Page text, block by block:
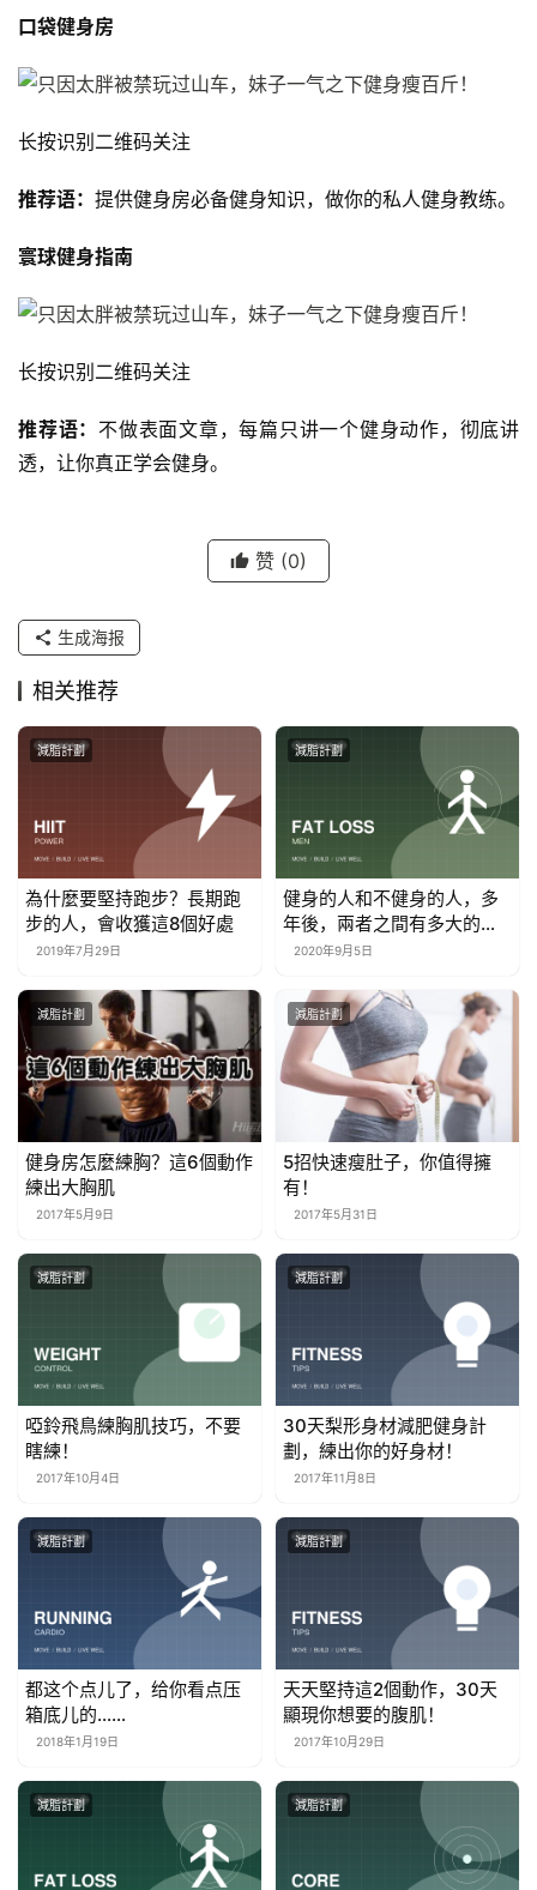
口袋健身房
长按识别二维码关注
推荐语： 提供健身房必备健身知识，做你的私人健身教练。
寰球健身指南
长按识别二维码关注
推荐语： 不做表面文章，每篇只讲一个健身动作，彻底讲
透，让你真正学会健身。
赞 (0)
生成海报
相关推荐
減脂計劃
為什麼要堅持跑步？長期跑
步的人，會收獲這8個好處
2019年7月29日
減脂計劃
健身的人和不健身的人，多
年後，兩者之間有多大的區
別？
2020年9月5日
減脂計劃
健身房怎麼練胸？這6個動作
練出大胸肌
2017年5月9日
減脂計劃
5招快速瘦肚子，你值得擁
有！
2017年5月31日
減脂計劃
啞鈴飛鳥練胸肌技巧，不要
瞎練！
2017年10月4日
減脂計劃
30天梨形身材減肥健身計
劃，練出你的好身材！
2017年11月8日
減脂計劃
都这个点儿了，给你看点压
箱底儿的……
2018年1月19日
減脂計劃
天天堅持這2個動作，30天
顯現你想要的腹肌！
2017年10月29日
減脂計劃 減脂計劃